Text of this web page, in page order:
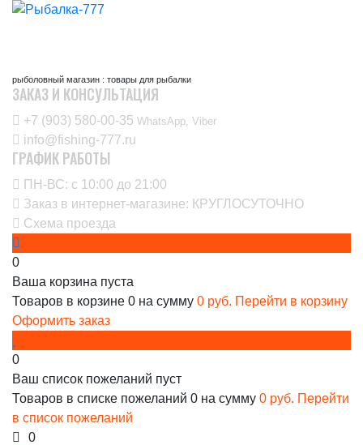
рыболовный магазин : товары для рыбалки
ЗАКАЗ И КОНСУЛЬТАЦИЯ
+7 (903) 580-00-35‬ WhatsApp, Viber
info@fishing-777.ru
ГРАФИК РАБОТЫ
ПН-ВС: с 10:00 до 21:00
Заказ в интернет-магазине: КРУГЛОСУТОЧНО
Схема проезда
0
Ваша корзина пуста
Товаров в корзине 0 на сумму 0 руб. Перейти в корзину
Оформить заказ
0
Ваш список пожеланий пуст
Товаров в списке пожеланий 0 на сумму 0 руб. Перейти
в список пожеланий
0